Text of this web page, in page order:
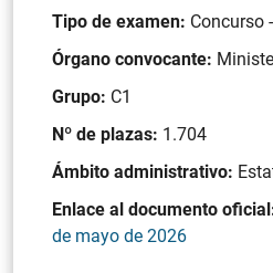
Tipo de examen: Concurso
Órgano convocante:
Grupo: C1
Nº de plazas: 1.704
Ámbito administrativo:
Enlace al documento
de mayo de 2026